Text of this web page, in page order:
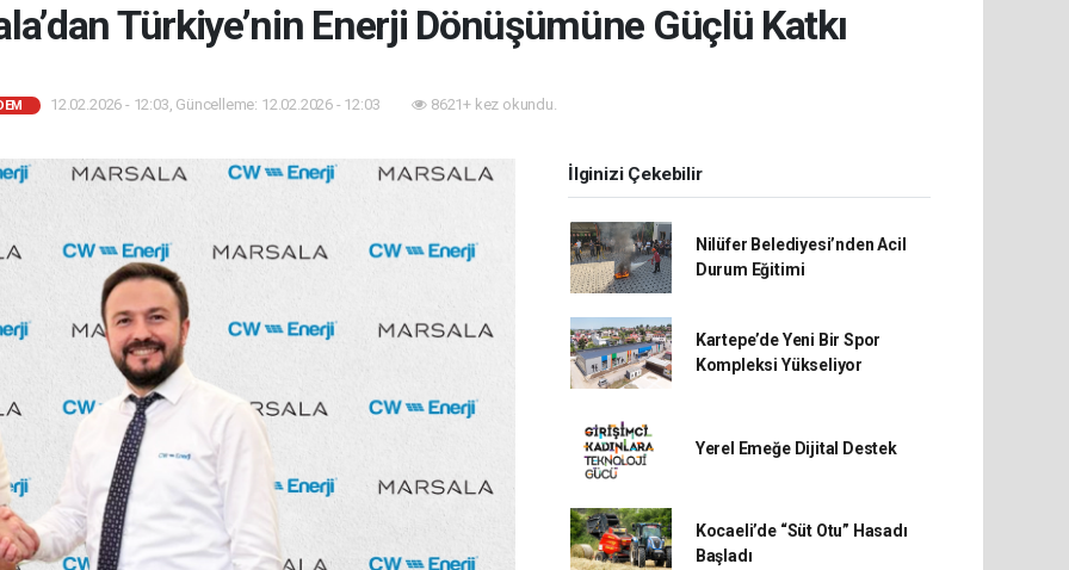
Türkiye’nin Enerji Dönüşümüne Güçlü Katkı
12.02.2026 - 12:03, Güncelleme: 12.02.2026 - 12:03 8621+ kez okundu.
İlginizi Çekebilir
Nilüfer Belediyesi’nden Acil
Durum Eğitimi
Kartepe’de Yeni Bir Spor
Kompleksi Yükseliyor
Yerel Emeğe Dijital Destek
Kocaeli’de “Süt Otu” Hasadı
Başladı